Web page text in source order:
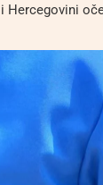
Hercegovini